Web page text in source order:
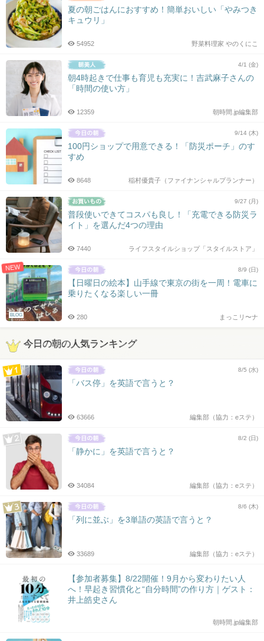
夏の朝ごはんにおすすめ！簡単おいしい「やみつき
キュウリ」
野菜料理家 やのくにこ
54952
4/1 (金)
朝4時起きで仕事も育児も充実に！吉武麻子さんの
「時間の使い方」
朝時間.jp編集部
12359
9/14 (木)
100円ショップで用意できる！「防災ポーチ」のす
すめ
稲村優貴子（ファイナンシャルプランナー）
8648
9/27 (月)
普段使いできてコスパも良し！「充電できる防災ラ
イト」を選んだ4つの理由
ライフスタイルショップ「スタイルストア」
7440
NEW
BLOG
8/9 (日)
【日曜日の絵本】山手線で東京の街を一周！電車に
乗りたくなる楽しい一冊
まっこリ〜ナ
280
今日の朝の人気ランキング
8/5 (水)
「バス停」を英語で言うと？
編集部（協力：eステ）
63666
8/2 (日)
「静かに」を英語で言うと？
編集部（協力：eステ）
34084
8/6 (木)
「列に並ぶ」を3単語の英語で言うと？
編集部（協力：eステ）
33689
【参加者募集】8/22開催！9月から変わりたい人
へ！早起き習慣化と“自分時間”の作り方｜ゲスト：
井上皓史さん
朝時間.jp編集部